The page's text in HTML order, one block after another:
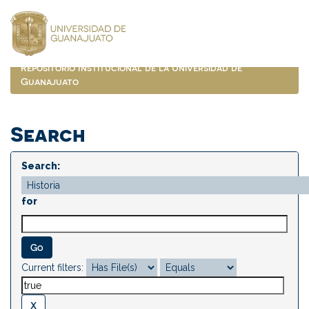
navigation
Repositorio Institucional de la Universidad de
Guanajuato
Search
Search:
for
Current filters: